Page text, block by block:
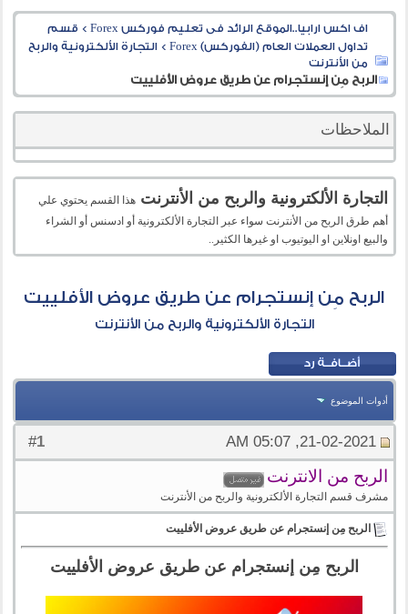
اف اكس ارابيا..الموقع الرائد فى تعليم فوركس Forex > قسم
تداول العملات العام (الفوركس) Forex
>التجارة الألكترونية والربح
من الأنترنت
الربح مِن إنستجرام عن طريق عروض الأفلييت
الملاحظات
التجارة الألكترونية والربح من الأنترنت هذا القسم يحتوي علي
أهم طرق الربح من الأنترنت سواء عبر التجارة الألكترونية أو ادسنس أو الشراء
والبيع اونلاين او اليوتيوب او غيرها الكثير..
الربح مِن إنستجرام عن طريق عروض الأفلييت
التجارة الألكترونية والربح من الأنترنت
أدوات الموضوع
#
1 21-02-2021, 05:07 AM
الربح من الانترنت
مشرف قسم التجارة الألكترونية والربح من الأنترنت
الربح مِن إنستجرام عن طريق عروض الأفلييت
الربح مِن إنستجرام عن طريق عروض الأفلييت